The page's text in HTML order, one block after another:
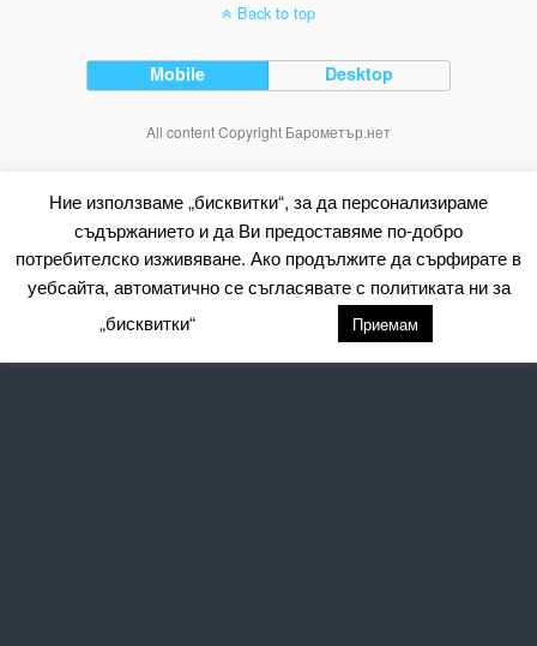
Back to top
Mobile Desktop
All content Copyright Барометър.нет
Ние използваме „бисквитки“, за да персонализираме
съдържанието и да Ви предоставяме по-добро
потребителско изживяване. Ако продължите да сърфирате в
уебсайта, автоматично се съгласявате с политиката ни за
„бисквитки“
Приемам